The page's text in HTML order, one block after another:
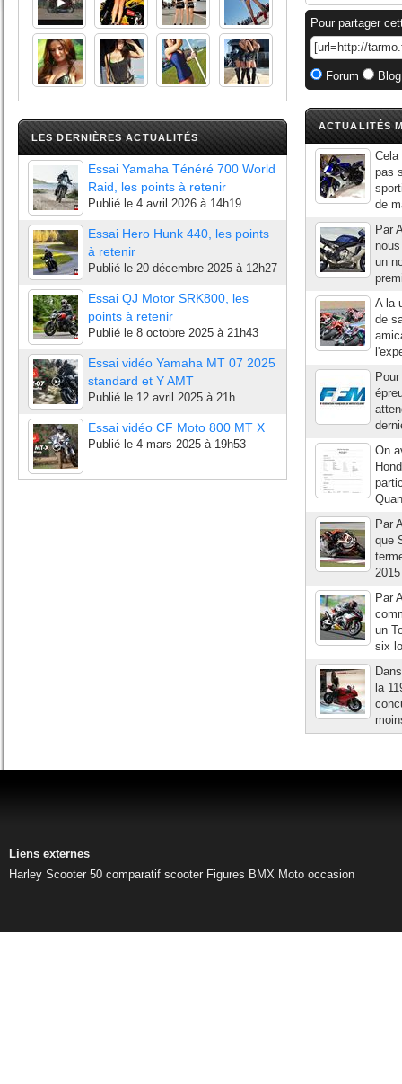
LES DERNIÈRES ACTUALITÉS
Essai Yamaha Ténéré 700 World
Raid, les points à retenir
Publié le 4 avril 2026 à 14h19
Essai Hero Hunk 440, les points
à retenir
Publié le 20 décembre 2025 à 12h27
Essai QJ Motor SRK800, les
points à retenir
Publié le 8 octobre 2025 à 21h43
Essai vidéo Yamaha MT 07 2025
standard et Y AMT
Publié le 12 avril 2025 à 21h
Essai vidéo CF Moto 800 MT X
Publié le 4 mars 2025 à 19h53
Pour partager
Forum
ACTUALITÉS
Cela
pas
de
Par
un
A la
de
On
Par
que
Par
un
six
la
Liens externes
Harley Scooter 50 comparatif scooter Figures BMX Moto occasion